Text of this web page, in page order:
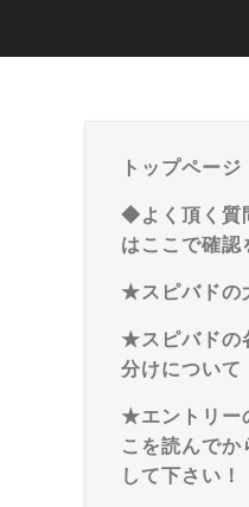
トップページ
◆よく頂く質
はここで確認
★スピバドの
★スピバドの
分けについて
★エントリー
こを読んでか
して下さい！